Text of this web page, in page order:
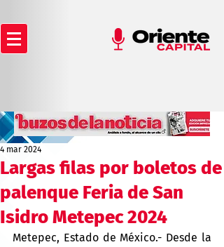
Largas filas por boletos de
palenque Feria de San
Isidro Metepec 2024
4 mar 2024
Metepec, Estado de México.- Desde la